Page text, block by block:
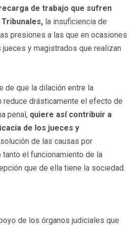
de trabajo que sufren
la insuficiencia de
presiones a las que en ocasiones
y magistrados que realizan
de que la dilación entre la
reduce drásticamente el efecto de
penal, quiere así contribuir a
de los jueces y
de las causas por
tanto el funcionamiento de la
que de ella tiene la sociedad.
de los órganos judiciales que